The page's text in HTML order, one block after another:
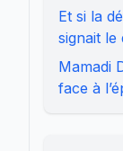
Et si la
signait le
Mamadi
face à